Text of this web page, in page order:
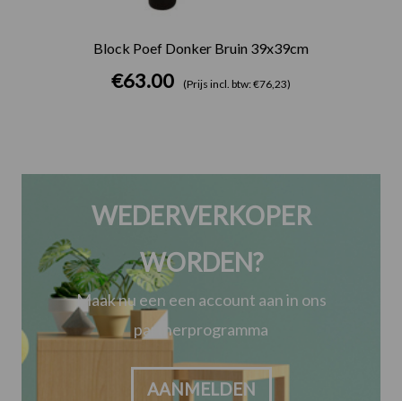
Block Poef Donker Bruin 39x39cm
€63.00 (Prijs incl. btw: €76,23)
WEDERVERKOPER
WORDEN?
Maak nu een een account aan in ons
partnerprogramma
AANMELDEN